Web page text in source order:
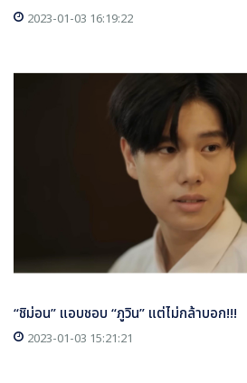
2023-01-03 16:19:22
“ชิม่อน” แอบชอบ “ภูวิน” แต่ไม่กล้าบอก!!!
2023-01-03 15:21:21